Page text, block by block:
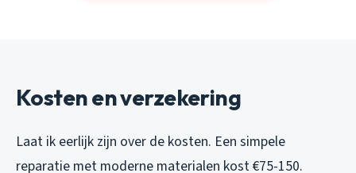
Kosten en verzekering
Laat ik eerlijk zijn over de kosten. Een simpele
reparatie met moderne materialen kost €75-150.